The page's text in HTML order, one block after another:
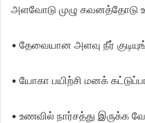
அளவோடு முழு
• தேவையான அளவு நீர்
• யோகா பயிற்சி மனக்
• உணவில் நார்சத்து இருக்க